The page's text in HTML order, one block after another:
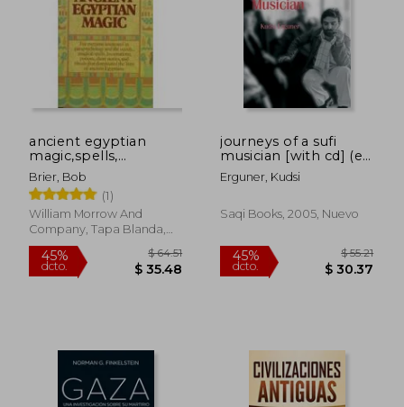
40%
ancient egyptian
magic,spells,
incantations, potions,
stories, and rituals (en
Inglés)
Brier, Bob
(1)
William Morrow And
Company, Tapa Blanda,
Nuevo
journeys of a sufi
musician [with cd] (en
Inglés)
Erguner, Kudsi
Saqi Books, 2005, Nuevo